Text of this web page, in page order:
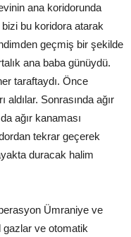
ana koridorunda
bizi bu koridora atarak
geçmiş bir şekilde
ana baba günüydü.
taraftaydı. Önce
Sonrasında ağır
ağır kanaması
tekrar geçerek
duracak halim
Ümraniye ve
gazlar ve otomatik